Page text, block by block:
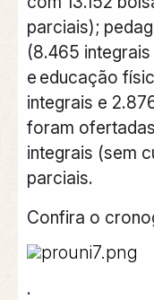
parciais);
(8.465
e educação
integrais e
foram
integrais (sem
parciais.
Confira o
.